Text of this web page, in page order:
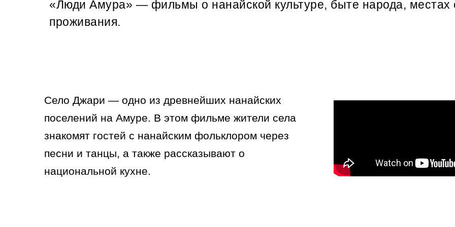
«Люди Амура» — фильмы о нанайской культуре, быте народа, местах
проживания.
Село Джари — одно из древнейших нанайских
поселений на Амуре. В этом фильме жители села
знакомят гостей с нанайским фольклором через
песни и танцы, а также рассказывают о
национальной кухне.